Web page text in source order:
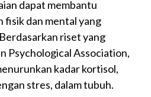
dapat membantu
fisik dan mental yang
riset yang
Psychological Association,
kadar kortisol,
stres, dalam tubuh.